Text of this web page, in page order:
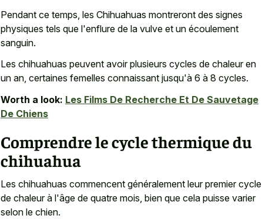
Pendant ce temps, les Chihuahuas montreront des signes
physiques tels que l'enflure de la vulve et un écoulement
sanguin.
Les chihuahuas peuvent avoir plusieurs cycles de chaleur en
un an, certaines femelles connaissant jusqu'à 6 à 8 cycles.
Worth a look: Les Films De Recherche Et De Sauvetage
De Chiens
Comprendre le cycle thermique du
chihuahua
Les chihuahuas commencent généralement leur premier cycle
de chaleur à l'âge de quatre mois, bien que cela puisse varier
selon le chien.